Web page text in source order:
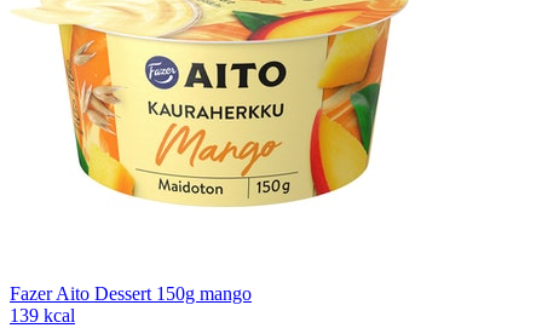
Fazer Aito Dessert 150g mango
139 kcal